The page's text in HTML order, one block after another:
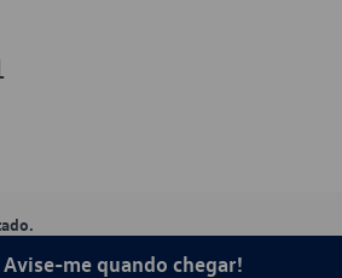
Avise-me quando chegar!